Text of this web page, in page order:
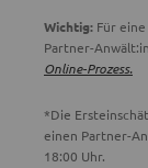
Wichtig: Für
Partner-
Online-Prozess.
*Die
einen Partner-
18:00 Uhr.